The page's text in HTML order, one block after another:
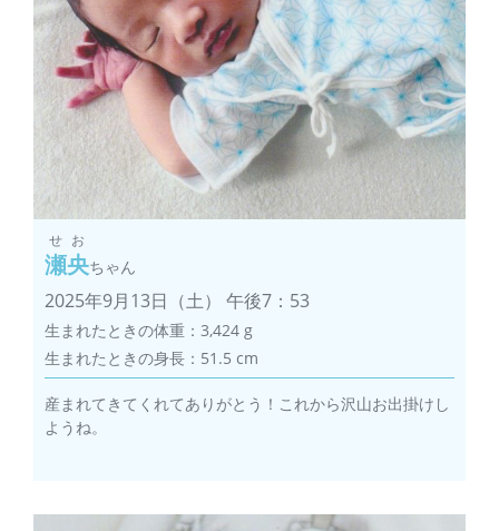
瀬央
せお
ちゃん
2025年9月13日（土） 午後7：53
生まれたときの体重：3,424 g
生まれたときの身長：51.5 cm
産まれてきてくれてありがとう！これから沢山お出掛けし
ようね。